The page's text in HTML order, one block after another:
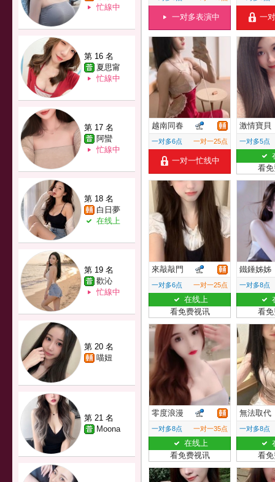
忙線中
第 16 名
夏思甯
忙線中
第 17 名
阿蠻
忙線中
第 18 名
白日夢
在线上
第 19 名
歡沁
忙線中
第 20 名
喵妞
第 21 名
Moona
一对多表演中 一
越南同春
一对多6点 一对一25点
一对一忙线中
激情寶貝
一对多5点
看
來敲敲門
一对多6点 一对一25点
在线上
看免费视讯
鐵錘姊姊
一对多8点
看
零度浪漫
一对多8点 一对一35点
在线上
看免费视讯
無法取代
一对多8点
看